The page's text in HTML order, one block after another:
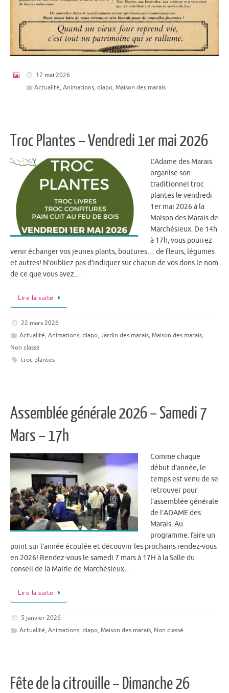
17 mai 2026
Actualité, Animations, diapo, Maison des marais
Troc Plantes – Vendredi 1er mai 2026
L’Adame des Marais
organise son
traditionnel troc
plantes le vendredi
1er mai 2026 à la
Maison des Marais de
Marchésieux. De 14h
à 17h, vous pourrez
venir échanger vos jeunes plants, boutures… de fleurs, légumes
et autres! N’oubliez pas d’indiquer sur chacun de vos dons le nom
de ce que vous avez…
Lire la suite
22 mars 2026
Actualité, Animations, diapo, Jardin des marais, Maison des marais,
Non classé
troc plantes
Assemblée générale 2026 – Samedi 7
Mars – 17h
Comme chaque
début d’année, le
temps est venu de se
retrouver pour
l’assemblée générale
de l’ADAME des
Marais. Au
programme: faire un
point sur l’année écoulée et découvrir les prochains rendez-vous
en 2026! Rendez-vous le samedi 7 mars à 17H à la Salle du
conseil de la Mairie de Marchésieux…
Lire la suite
5 janvier 2026
Actualité, Animations, diapo, Maison des marais, Non classé
Fête de la citrouille – Dimanche 26